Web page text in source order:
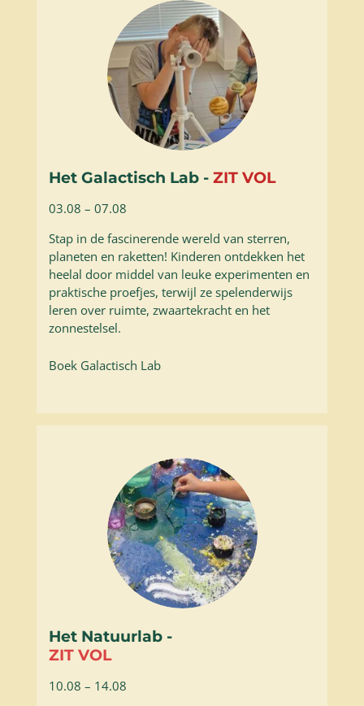
Het Galactisch Lab - ZIT VOL
03.08 – 07.08
Stap in de fascinerende wereld van sterren,
planeten en raketten! Kinderen ontdekken het
heelal door middel van leuke experimenten en
praktische proefjes, terwijl ze spelenderwijs
leren over ruimte, zwaartekracht en het
zonnestelsel.
Boek Galactisch Lab
Het Natuurlab -
ZIT VOL
10.08 – 14.08